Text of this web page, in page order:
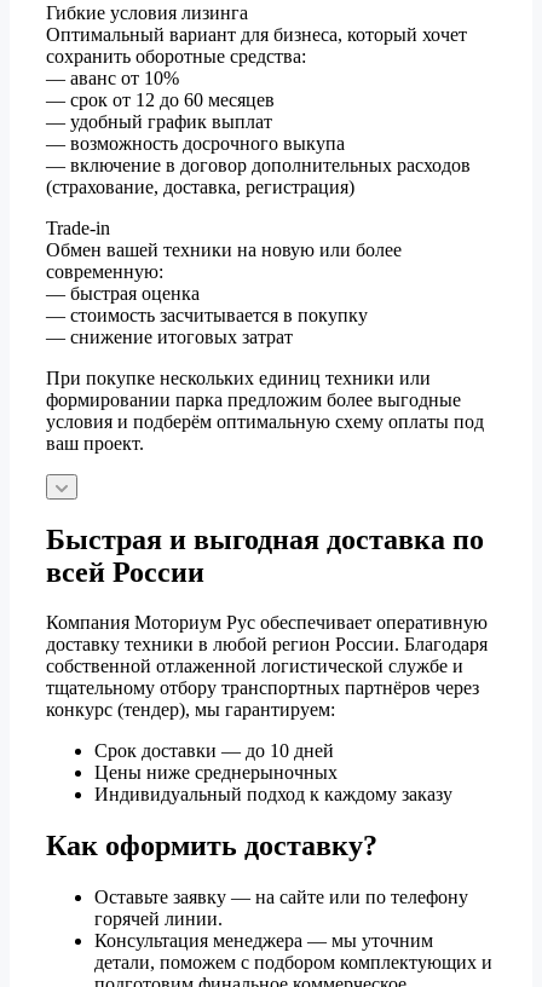
Гибкие условия лизинга
Оптимальный вариант для бизнеса, который хочет
сохранить оборотные средства:
— аванс от 10%
— срок от 12 до 60 месяцев
— удобный график выплат
— возможность досрочного выкупа
— включение в договор дополнительных расходов
(страхование, доставка, регистрация)
Trade-in
Обмен вашей техники на новую или более
современную:
— быстрая оценка
— стоимость засчитывается в покупку
— снижение итоговых затрат
При покупке нескольких единиц техники или
формировании парка предложим более выгодные
условия и подберём оптимальную схему оплаты под
ваш проект.
Быстрая и выгодная доставка по
всей России
Компания Моториум Рус обеспечивает оперативную
доставку техники в любой регион России. Благодаря
собственной отлаженной логистической службе и
тщательному отбору транспортных партнёров через
конкурс (тендер), мы гарантируем:
Срок доставки — до 10 дней
Цены ниже среднерыночных
Индивидуальный подход к каждому заказу
Как оформить доставку?
Оставьте заявку — на сайте или по телефону
горячей линии.
Консультация менеджера — мы уточним
детали, поможем с подбором комплектующих и